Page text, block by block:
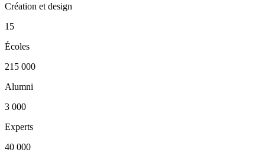
Création et design
15
Écoles
215 000
Alumni
3 000
Experts
40 000